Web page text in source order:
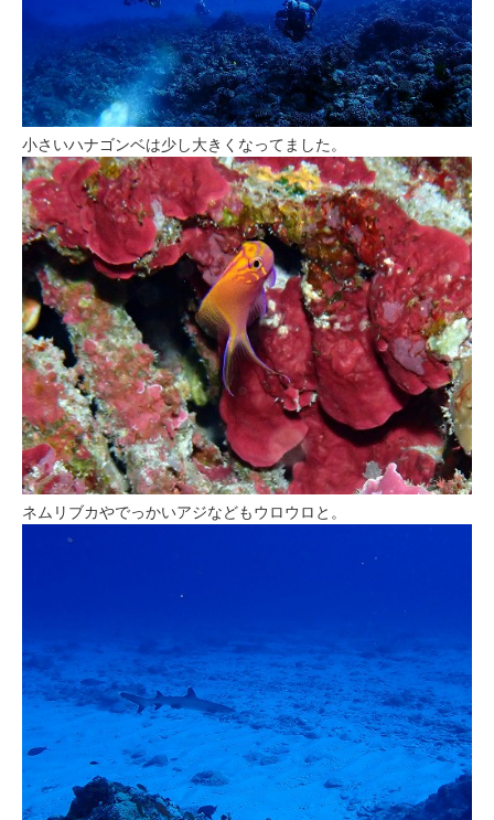
小さいハナゴンベは少し大きくなってました。
ネムリブカやでっかいアジなどもウロウロと。